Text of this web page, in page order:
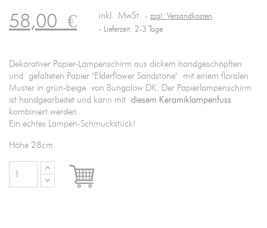
58,00€ inkl. MwSt.
zzgl. Versandkosten
Lieferzeit: 2-3 Tage
Dekorativer Papier-Lampenschirm aus dickem handgeschöpften
und gefalteten Papier "Elderflower Sandstone" mit einem floralen
Muster in grün-beige von Bungalow DK. Der Papierlampenschirm
ist handgearbeitet und kann mit diesem Keramiklampenfuss
kombiniert werden.
Ein echtes Lampen-Schmuckstück!
Höhe 28cm
